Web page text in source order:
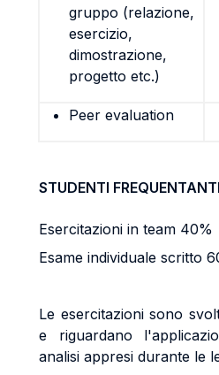
gruppo (relazione,
esercizio,
dimostrazione,
progetto etc.)
Peer evaluation
STUDENTI FREQUENTANTI
Esercitazioni in team 40%
Esame individuale scritto
Le esercitazioni sono
e riguardano
analisi appresi durante le